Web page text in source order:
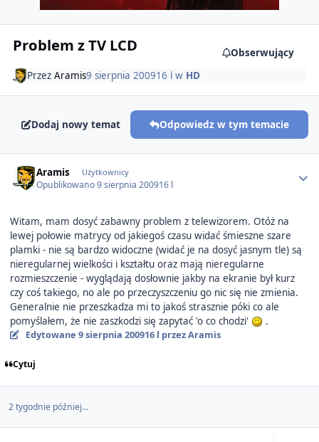
Problem z TV LCD
Obserwujący
Przez Aramis9 sierpnia 200916 l w HD
Dodaj nowy temat Odpowiedz w tym temacie
Aramis Użytkownicy
Opublikowano9 sierpnia 200916 l
Witam, mam dosyć zabawny problem z telewizorem. Otóż na
lewej połowie matrycy od jakiegoś czasu widać śmieszne szare
plamki - nie są bardzo widoczne (widać je na dosyć jasnym tle) są
nieregularnej wielkości i kształtu oraz mają nieregularne
rozmieszczenie - wyglądają dosłownie jakby na ekranie był kurz
czy coś takiego, no ale po przeczyszczeniu go nic się nie zmienia.
Generalnie nie przeszkadza mi to jakoś strasznie póki co ale
pomyślałem, że nie zaszkodzi się zapytać 'o co chodzi'
.
Edytowane 9 sierpnia 200916 l przez Aramis
Cytuj
2 tygodnie później...